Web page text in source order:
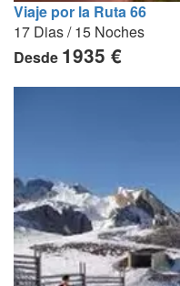
Viaje por la Ruta 66
17 Dias / 15 Noches
Desde 1935 €